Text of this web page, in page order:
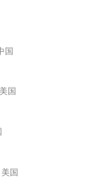
国
美国
美国